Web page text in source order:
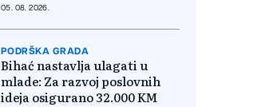
05. 08. 2026.
PODRŠKA GRADA
Bihać nastavlja ulagati u
mlade: Za razvoj poslovnih
ideja osigurano 32.000 KM